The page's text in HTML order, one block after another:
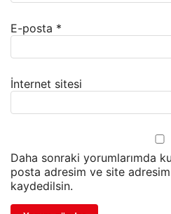
E-posta *
İnternet sitesi
Daha sonraki yorumlarımda
posta adresim ve site adresim
kaydedilsin.